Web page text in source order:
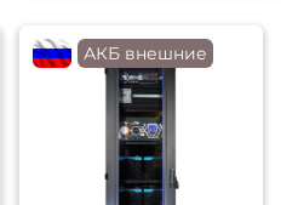
flagRUАКБ внешние